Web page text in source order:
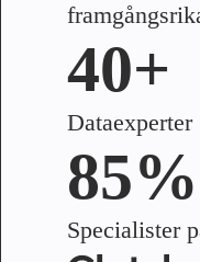
40+
Dataexperter
85%
Specialister